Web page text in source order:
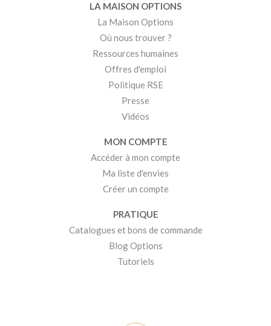
LA MAISON OPTIONS
La Maison Options
Où nous trouver ?
Ressources humaines
Offres d'emploi
Politique RSE
Presse
Vidéos
MON COMPTE
Accéder à mon compte
Ma liste d'envies
Créer un compte
PRATIQUE
Catalogues et bons de commande
Blog Options
Tutoriels